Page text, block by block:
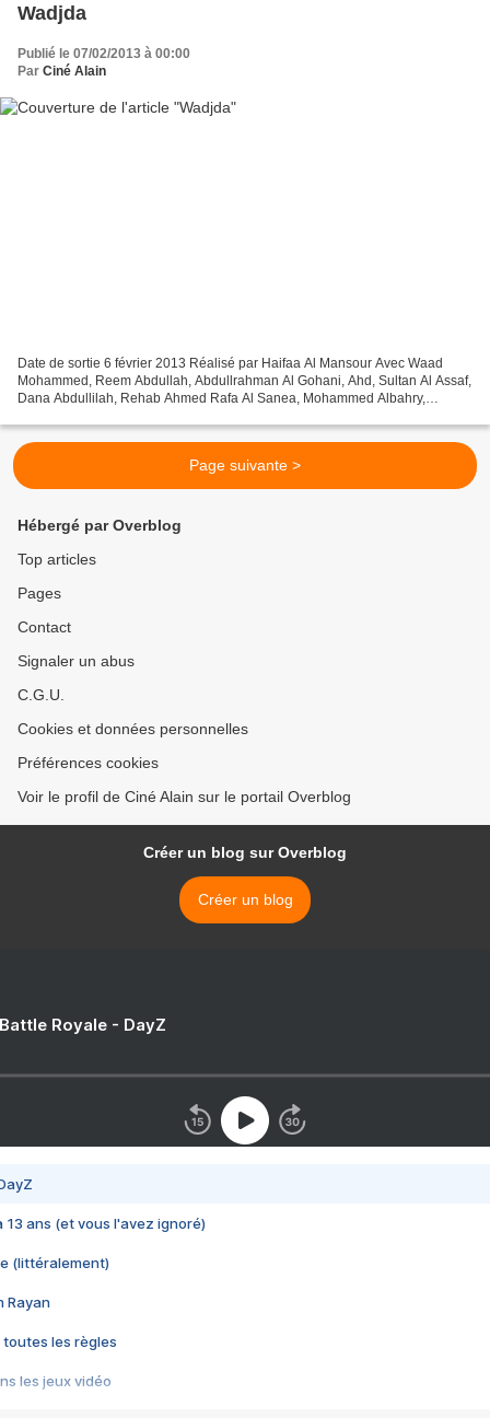
Wadjda
Publié le 07/02/2013 à 00:00
Par Ciné Alain
Date de sortie 6 février 2013 Réalisé par Haifaa Al Mansour Avec Waad
Mohammed, Reem Abdullah, Abdullrahman Al Gohani, Ahd, Sultan Al Assaf,
Dana Abdullilah, Rehab Ahmed Rafa Al Sanea, Mohammed Albahry,
Page suivante >
Hébergé par Overblog
Top articles
Pages
Contact
Signaler un abus
C.G.U.
Cookies et données personnelles
Préférences cookies
Voir le profil de Ciné Alain sur le portail Overblog
Créer un blog sur Overblog
Créer un blog
Royale - DayZ
13 ans (et vous l'avez ignoré)
(littéralement)
Rayan
toutes les règles
les jeux vidéo